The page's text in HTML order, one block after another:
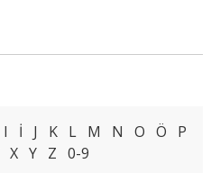
I İ J K L M N O Ö
P
X Y Z 0-9